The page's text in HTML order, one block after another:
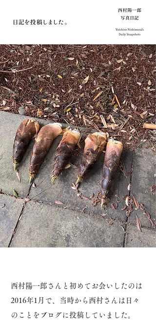
西村陽一郎さんと初めてお会いしたのは
2016年1月で、当時から西村さんは日々
のことをブログに投稿していました。